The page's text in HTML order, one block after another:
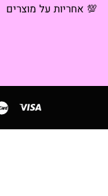
💯 אחריות על מוצרים